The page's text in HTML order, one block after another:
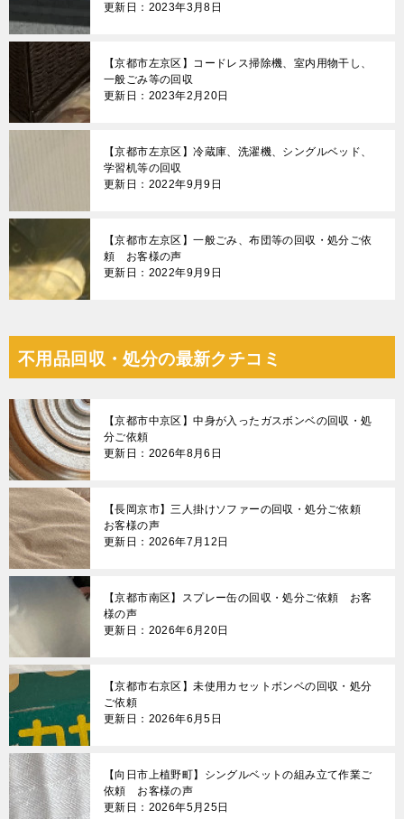
更新日：2023年3月8日
【京都市左京区】コードレス掃除機、室内用物干し、
一般ごみ等の回収
更新日：2023年2月20日
【京都市左京区】冷蔵庫、洗濯機、シングルベッド、
学習机等の回収
更新日：2022年9月9日
【京都市左京区】一般ごみ、布団等の回収・処分ご依
頼 お客様の声
更新日：2022年9月9日
不用品回収・処分の最新クチコミ
【京都市中京区】中身が入ったガスボンベの回収・処
分ご依頼
更新日：2026年8月6日
【長岡京市】三人掛けソファーの回収・処分ご依頼
お客様の声
更新日：2026年7月12日
【京都市南区】スプレー缶の回収・処分ご依頼 お客
様の声
更新日：2026年6月20日
【京都市右京区】未使用カセットボンベの回収・処分
ご依頼
更新日：2026年6月5日
【向日市上植野町】シングルベットの組み立て作業ご
依頼 お客様の声
更新日：2026年5月25日